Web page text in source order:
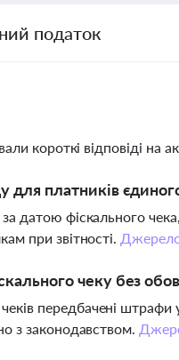
податок
короткі відповіді на
для платників
датою фіскального
при звітності.
чеку без
передбачені штрафи
з законодавством.